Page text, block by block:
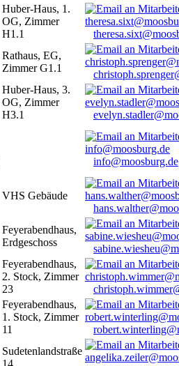
Huber-Haus, 1.
OG, Zimmer
H1.1
Rathaus, EG,
Zimmer G1.1
Huber-Haus, 3.
OG, Zimmer
H3.1
info@moosburg.de
VHS Gebäude
Feyerabendhaus,
Erdgeschoss
Feyerabendhaus,
2. Stock, Zimmer
23
Feyerabendhaus,
1. Stock, Zimmer
11
Sudetenlandstraße
14